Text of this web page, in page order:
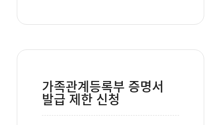
가족관계등록부 증명서
발급 제한 신청